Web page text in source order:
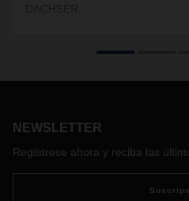
NEWSLETTER
Regístrese ahora y reciba las